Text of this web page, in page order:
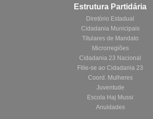
Estrutura Partidária
Diretório Estadual
Cidadania Municipais
Titulares de Mandato
Microrregiões
Cidadania 23 Nacional
Filie-se ao Cidadania 23
Coord. Mulheres
Juventude
Escola Haj Mussi
Anuidades